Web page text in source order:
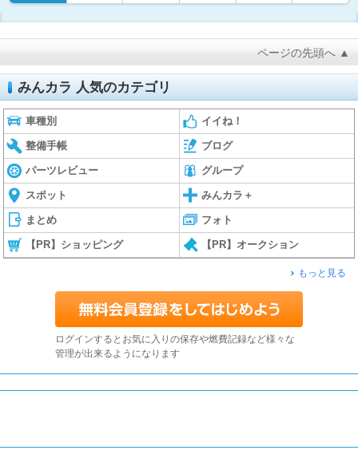
ページの先頭へ ▲
みんカラ 人気のカテゴリ
車種別 イイね！
整備手帳 ブログ
パーツレビュー グループ
スポット みんカラ＋
まとめ フォト
【PR】ショッピング 【PR】オークション
もっと見る
ログインするとお気に入りの保存や燃費記録など様々な
管理が出来るようになります